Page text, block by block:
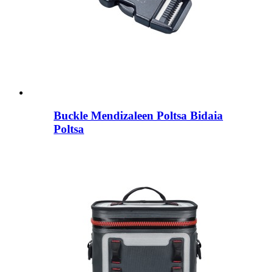
Buckle Mendizaleen Poltsa Bidaia
Poltsa